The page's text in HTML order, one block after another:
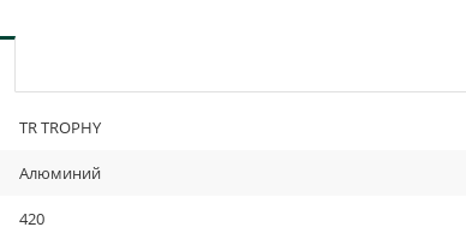
TR TROPHY
Алюминий
420